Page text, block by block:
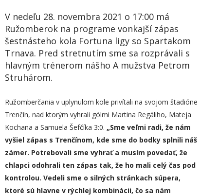
V nedeľu 28. novembra 2021 o 17:00 má
Ružomberok na programe vonkajší zápas
šestnásteho kola Fortuna ligy so Spartakom
Trnava. Pred stretnutím sme sa rozprávali s
hlavným trénerom nášho A mužstva Petrom
Struhárom.
Ružomberčania v uplynulom kole privítali na svojom štadióne
Trenčín, nad ktorým vyhrali gólmi Martina Regáliho, Mateja
Kochana a Samuela Šefčíka 3:0. „Sme veľmi radi, že nám
vyšiel zápas s Trenčínom, kde sme do bodky splnili náš
zámer. Potrebovali sme vyhrať a musím povedať, že
chlapci odohrali ten zápas tak, že ho mali celý čas pod
kontrolou. Vedeli sme o silných stránkach súpera,
ktoré sú hlavne v rýchlej kombinácii, čo sa nám